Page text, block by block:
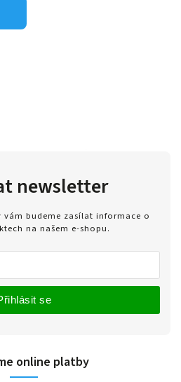
newsletter
budeme zasílat informace o
na našem e-shopu.
se
online platby